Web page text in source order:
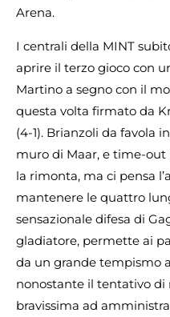
Arena.
I centrali della MINT
aprire il terzo gioco con
Martino a segno con il
questa volta firmato da
(4-1). Brianzoli da favola
muro di Maar, e time-
la rimonta, ma ci pensa
mantenere le quattro
sensazionale difesa di
gladiatore, permette ai
da un grande tempismo
nonostante il tentativo di
bravissima ad